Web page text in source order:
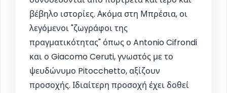
βέβηλο ιστορίες. Ακόμα στη Μπρέσια, οι
λεγόμενοι "ζωγράφοι της
πραγματικότητας" όπως ο Antonio Cifrondi
και ο Giacomo Ceruti, γνωστός με το
ψευδώνυμο Pitocchetto, αξίζουν
προσοχής. Ιδιαίτερη προσοχή έχει δοθεί